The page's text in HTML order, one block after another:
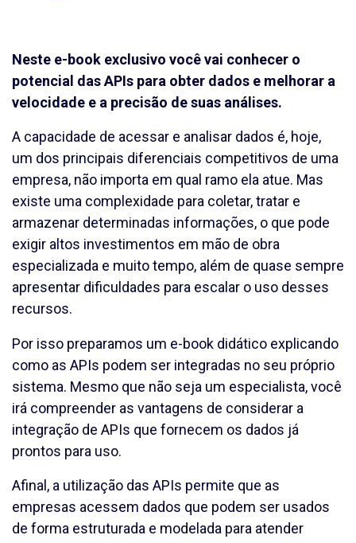
Neste e-book exclusivo você vai conhecer o
potencial das APIs para obter dados e melhorar a
velocidade e a precisão de suas análises.
A capacidade de acessar e analisar dados é, hoje,
um dos principais diferenciais competitivos de uma
empresa, não importa em qual ramo ela atue. Mas
existe uma complexidade para coletar, tratar e
armazenar determinadas informações, o que pode
exigir altos investimentos em mão de obra
especializada e muito tempo, além de quase sempre
apresentar dificuldades para escalar o uso desses
recursos.
Por isso preparamos um e-book didático explicando
como as APIs podem ser integradas no seu próprio
sistema. Mesmo que não seja um especialista, você
irá compreender as vantagens de considerar a
integração de APIs que fornecem os dados já
prontos para uso.
Afinal, a utilização das APIs permite que as
empresas acessem dados que podem ser usados
de forma estruturada e modelada para atender